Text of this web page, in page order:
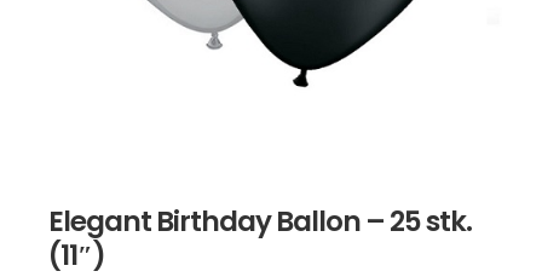
Elegant Birthday Ballon – 25 stk.
(11″)